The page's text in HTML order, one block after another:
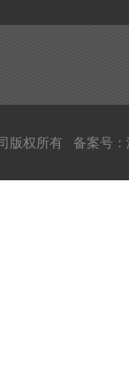
版权所有 备案号